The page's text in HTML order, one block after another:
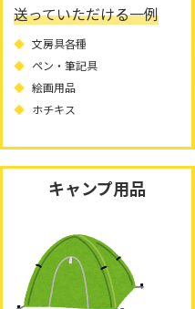
送っていただける一例
文房具各種
ペン・筆記具
絵画用品
ホチキス
キャンプ用品